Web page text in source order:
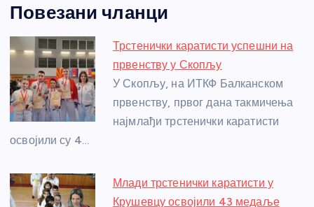
c
e
b
o
o
k
ss
e
n
g
er
itt
er
er at
s
A
p
p
a
g
e
e
st
e
Повезани чланци
Трстенички каратисти успешни на
првенству у Скопљу
У Скопљу, на ИТКФ Балканском
првенству, првог дана такмичења
најмлађи трстенички каратисти
освојили су 4…
Млади трстенички каратисти у
Крушевцу освојили 43 медаље